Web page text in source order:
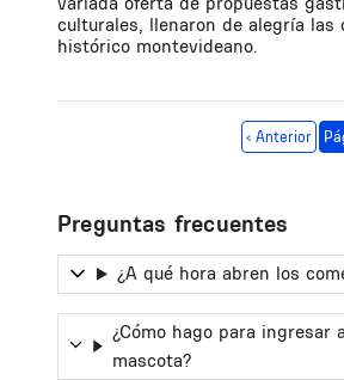
culturales, llenaron de alegría las
histórico montevideano.
Página
‹ Anterior
Preguntas frecuentes
¿A qué hora abren los
¿Cómo hago para ingresar
mascota?